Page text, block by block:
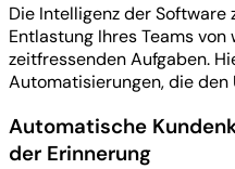
Die Intelligenz der
Entlastung Ihres Teams
zeitfressenden Aufgaben.
Automatisierungen, die den
Automatische
der Erinnerung